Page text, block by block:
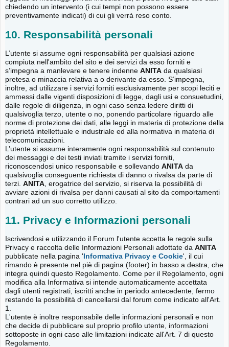
chiedendo un intervento (i cui tempi non possono essere
preventivamente indicati) di cui gli verrà reso conto.
10. Responsabilità personali
L’utente si assume ogni responsabilità per qualsiasi azione
compiuta nell'ambito del sito e dei servizi da esso forniti e
s’impegna a manlevare e tenere indenne ANITA da qualsiasi
pretesa o minaccia relativa a o derivante da esso. S’impegna,
inoltre, ad utilizzare i servizi forniti esclusivamente per scopi leciti e
ammessi dalle vigenti disposizioni di legge, dagli usi e consuetudini,
dalle regole di diligenza, in ogni caso senza ledere diritti di
qualsivoglia terzo, utente o no, ponendo particolare riguardo alle
norme di protezione dei dati, alle leggi in materia di protezione della
proprietà intellettuale e industriale ed alla normativa in materia di
telecomunicazioni.
L’utente si assume interamente ogni responsabilità sul contenuto
dei messaggi e dei testi inviati tramite i servizi forniti,
riconoscendosi unico responsabile e sollevando ANITA da
qualsivoglia conseguente richiesta di danno o rivalsa da parte di
terzi. ANITA, erogatrice del servizio, si riserva la possibilità di
avviare azioni di rivalsa per danni causati al sito da comportamenti
contrari ad un suo corretto utilizzo.
11. Privacy e Informazioni personali
Iscrivendosi e utilizzando il Forum l'utente accetta le regole sulla
Privacy e raccolta delle Informazioni Personali adottate da ANITA
pubblicate nella pagina ' Informativa Privacy e Cookie', il cui
rimando è presente nel piè di pagina (footer) in basso a destra, che
integra quindi questo Regolamento. Come per il Regolamento, ogni
modifica alla Informativa si intende automaticamente accettata
dagli utenti registrati, iscritti anche in periodo antecedente, fermo
restando la possibilità di cancellarsi dal forum come indicato all'Art.
1.
L'utente è inoltre responsabile delle informazioni personali e non
che decide di pubblicare sul proprio profilo utente, informazioni
sottoposte in ogni caso alle limitazioni indicate all'Art. 7 di questo
Regolamento.